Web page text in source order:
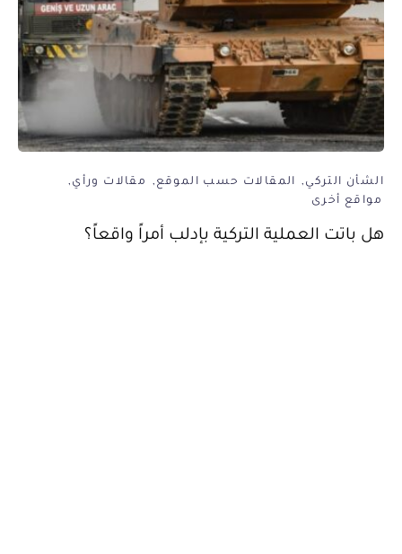
الشأن التركي المقالات حسب الموقع
مقالات ورأي
مواقع أخرى
هل باتت العملية التركية بإدلب أمراً واقعاً؟